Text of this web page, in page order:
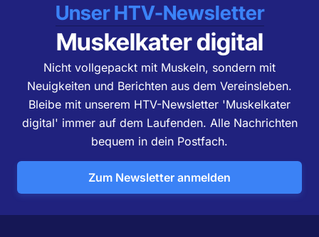
Unser HTV-Newsletter
Muskelkater digital
Nicht vollgepackt mit Muskeln, sondern mit
Neuigkeiten und Berichten aus dem Vereinsleben.
Bleibe mit unserem HTV-Newsletter 'Muskelkater
digital' immer auf dem Laufenden. Alle Nachrichten
bequem in dein Postfach.
Zum Newsletter anmelden